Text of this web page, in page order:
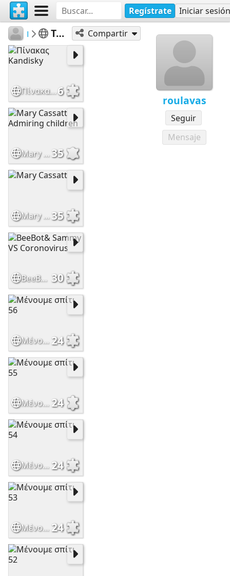
Regístrate Iniciar sesión
roulavas
Seguir
Mensaje
roulavas Το Κρυφό Σχολιό Compartir
Πίνακας Kandisky6
Mary Cassatt Admiring children35
Mary Cassatt35
BeeBot& Sammy VS Coronovirus 30
Μένουμε σπίτι 56 24
Μένουμε σπίτι 55 24
Μένουμε σπίτι 54 24
Μένουμε σπίτι 53 24